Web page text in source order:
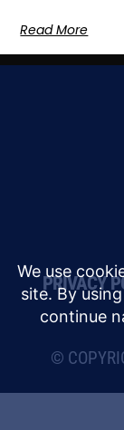
Read More
PRIVACY
©